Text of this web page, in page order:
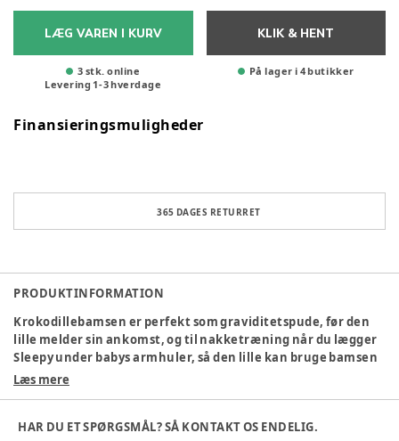
LÆG VAREN I KURV
3 stk. online
Levering 1-3hverdage
KLIK & HENT
På lager i 4 butikker
Finansieringsmuligheder
365 DAGES RETURRET
PRODUKTINFORMATION
Krokodillebamsen er perfekt som graviditetspude, før den
lille melder sin ankomst, og til nakketræning når du lægger
Sleepy under babys armhuler, så den lille kan bruge bamsen
som støtte. Den hyggelige legekammerat kan også slænge
siddepude. Sleepy Croc er designet i Danmark og lavet i en
Læs mere
HAR DU ET SPØRGSMÅL? SÅ KONTAKT OS ENDELIG.